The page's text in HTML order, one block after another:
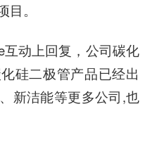
。
动上回复，公司碳化
硅二极管产品已经出
新洁能等更多公司,也